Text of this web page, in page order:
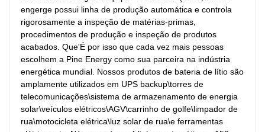
engerge possui linha de produção automática e controla
rigorosamente a inspeção de matérias-primas,
procedimentos de produção e inspeção de produtos
acabados. Que'É por isso que cada vez mais pessoas
escolhem a Pine Energy como sua parceira na indústria
energética mundial. Nossos produtos de bateria de lítio são
amplamente utilizados em UPS backup\torres de
telecomunicações\sistema de armazenamento de energia
solar\veículos elétricos\AGV\carrinho de golfe\limpador de
rua\motocicleta elétrica\luz solar de rua\e ferramentas